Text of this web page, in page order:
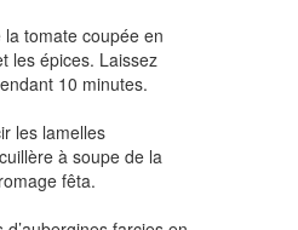
la tomate coupée en
les épices. Laissez
10 minutes.
les lamelles
à soupe de la
fêta.